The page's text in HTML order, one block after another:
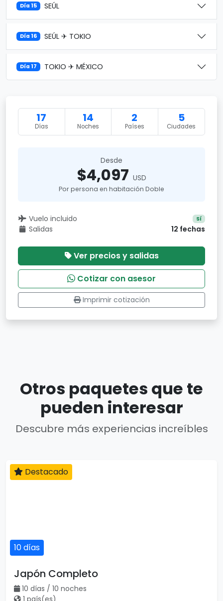
Día 15 SEÚL
Día 16 SEÚL ✈ TOKIO
Día 17 TOKIO ✈ MÉXICO
17
Días
14
Noches
2
Países
5
Ciudades
Desde
$4,097 USD
Por persona en habitación Doble
Vuelo incluido Sí
Salidas 12 fechas
Ver precios y salidas
Cotizar con asesor
Imprimir cotización
Otros paquetes que te
pueden interesar
Descubre más experiencias increíbles
10 días
Destacado
Japón Completo
10 días / 10 noches
1 país(es)